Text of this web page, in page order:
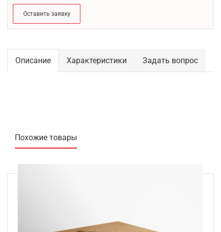
Оставить заявку
Описание Характеристики Задать вопрос
Похожие товары